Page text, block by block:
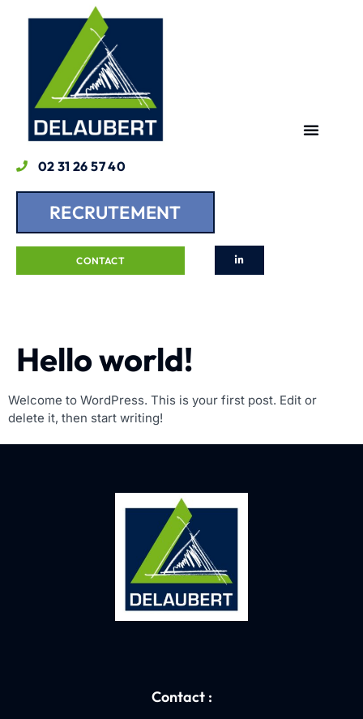
02 31 26 57 40
RECRUTEMENT
CONTACT
Hello world!
Welcome to WordPress. This is your first post. Edit or
delete it, then start writing!
Contact :